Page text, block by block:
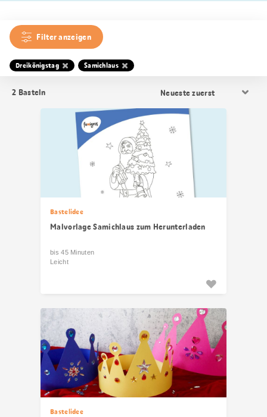
Filter anzeigen
Dreikönigstag Samichlaus
2 Basteln
Sortierung
Bastelidee
Malvorlage Samichlaus zum Herunterladen
bis 45 Minuten
Leicht
Bastelidee